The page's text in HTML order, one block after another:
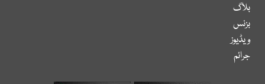
بلاگ
بزنس
ویڈیوز
جرائم